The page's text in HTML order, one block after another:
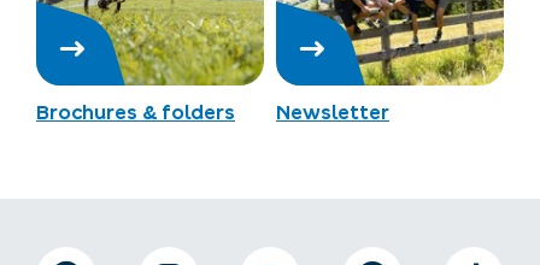
Brochures & folders Newsletter